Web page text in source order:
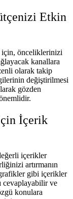
Etkin
önceliklerinizi
kanallara
olarak takip
değiştirilmesi
gözden
İçerik
içerikler
artırmanın
gibi içerikler
cevaplayabilir ve
konulara